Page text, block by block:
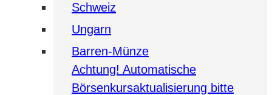
Schweiz
Ungarn
Barren-Münze
Achtung! Automatische
Börsenkursaktualisierung bitte